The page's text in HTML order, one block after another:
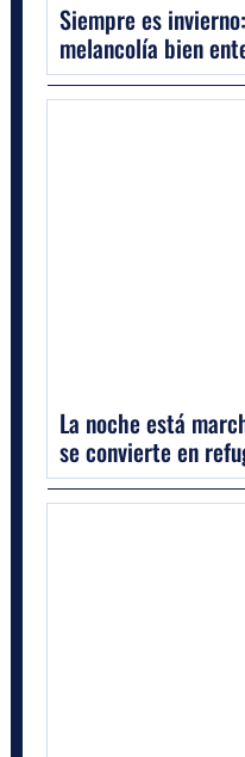
Siempre es
melancolía bien
La noche está
se convierte en